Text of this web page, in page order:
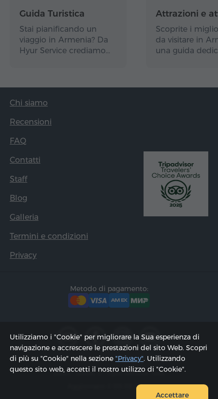
Guida Turistica
Stai pianificando un
viaggio in Armenia? Da
Hyur Service crediamo…
Attrazioni e
Scoprite i
da visitare in
una guida
Chi siamo
Recensioni
FAQ
Contatti
Staff
Blog
Galleria
Termini e condizioni
Privacy
Metodo di pagamento:
2002 - 2026, © "Hyur Service" Ltd;
Aggiornato il 09.08.2026
Utilizziamo i "Cookie" per migliorare la Sua esperienza di
navigazione e accrescere le prestazioni del sito Web. Scopri
di più su "Cookie" nella sezione "Privacy". Utilizzando
questo sito web, accetti il ​​nostro utilizzo di "Cookie".
Accettare